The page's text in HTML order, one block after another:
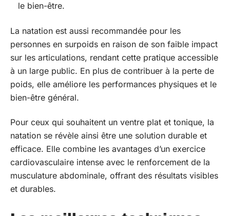
le bien-être.
La natation est aussi recommandée pour les
personnes en surpoids en raison de son faible impact
sur les articulations, rendant cette pratique accessible
à un large public. En plus de contribuer à la perte de
poids, elle améliore les performances physiques et le
bien-être général.
Pour ceux qui souhaitent un ventre plat et tonique, la
natation se révèle ainsi être une solution durable et
efficace. Elle combine les avantages d’un exercice
cardiovasculaire intense avec le renforcement de la
musculature abdominale, offrant des résultats visibles
et durables.